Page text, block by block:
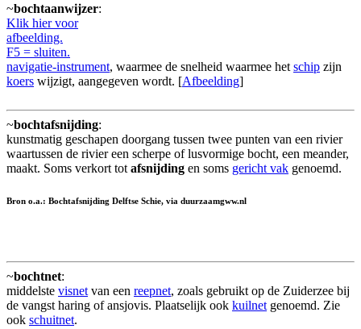
~bochtaanwijzer:
Klik hier voor
afbeelding.
F5 = sluiten.
navigatie-instrument, waarmee de snelheid waarmee het schip zijn
koers wijzigt, aangegeven wordt. [Afbeelding]
~bochtafsnijding:
kunstmatig geschapen doorgang tussen twee punten van een rivier
waartussen de rivier een scherpe of lusvormige bocht, een meander,
maakt. Soms verkort tot afsnijding en soms gericht vak genoemd.
Bron o.a.: Bochtafsnijding Delftse Schie, via duurzaamgww.nl
~bochtnet:
middelste visnet van een reepnet, zoals gebruikt op de Zuiderzee bij
de vangst haring of ansjovis. Plaatselijk ook kuilnet genoemd. Zie
ook schuitnet.